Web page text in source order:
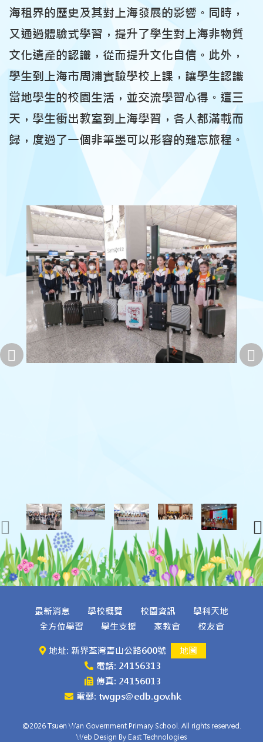
海租界的歷史及其對上海發展的影響。同時，
又通過體驗式學習，提升了學生對上海非物質
文化遺產的認識，從而提升文化自信。此外，
學生到上海市周浦實驗學校上課，讓學生認識
當地學生的校園生活，並交流學習心得。這三
天，學生衝出教室到上海學習，各人都滿載而
歸，度過了一個非筆墨可以形容的難忘旅程。
最新消息 學校概覽 校園資訊
學科天地
全方位學習
學生支援 家教會 校友會
地址: 新界荃灣青山公路600號
地圖
電話: 24156313
傳真: 24156013
電郵: twgps@edb.gov.hk
©2026 Tsuen Wan Government Primary School. All rights reserved.
Web Design By East Technologies